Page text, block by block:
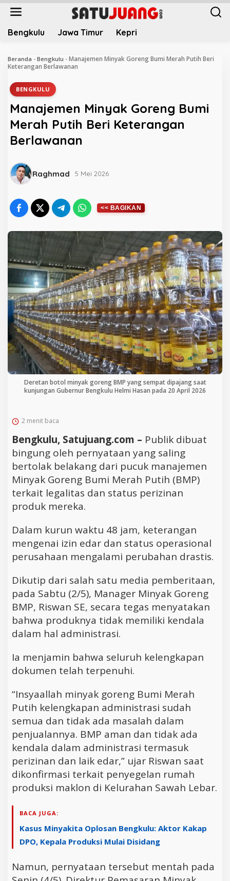
L
Bengkulu Jawa Timur Kepri
Beranda - Bengkulu - Manajemen Minyak Goreng Bumi Merah Putih Beri
Keterangan Berlawanan
BENGKULU
Manajemen Minyak Goreng Bumi
Merah Putih Beri Keterangan
Berlawanan
Raghmad 5 Mei 2026
Deretan botol minyak goreng BMP yang sempat dipajang saat
kunjungan Gubernur Bengkulu Helmi Hasan pada 20 April 2026
2 menit baca
Bengkulu, Satujuang.com – Publik dibuat
bingung oleh pernyataan yang saling
bertolak belakang dari pucuk manajemen
Minyak Goreng Bumi Merah Putih (BMP)
terkait legalitas dan status perizinan
produk mereka.
Dalam kurun waktu 48 jam, keterangan
mengenai izin edar dan status operasional
perusahaan mengalami perubahan drastis.
Dikutip dari salah satu media pemberitaan,
pada Sabtu (2/5), Manager Minyak Goreng
BMP, Riswan SE, secara tegas menyatakan
bahwa produknya tidak memiliki kendala
dalam hal administrasi.
Ia menjamin bahwa seluruh kelengkapan
dokumen telah terpenuhi.
“Insyaallah minyak goreng Bumi Merah
Putih kelengkapan administrasi sudah
semua dan tidak ada masalah dalam
penjualannya. BMP aman dan tidak ada
kendala dalam administrasi termasuk
perizinan dan laik edar,” ujar Riswan saat
dikonfirmasi terkait penyegelan rumah
produksi maklon di Kelurahan Sawah Lebar.
BACA JUGA:
Kasus Minyakita Oplosan Bengkulu: Aktor Kakap
DPO, Kepala Produksi Mulai Disidang
Namun, pernyataan tersebut mentah pada